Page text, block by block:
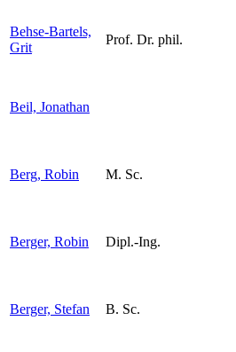
Behse-Bartels,
Grit
Prof. Dr. phil.
Beil, Jonathan
Berg, Robin M. Sc.
Berger, Robin Dipl.-Ing.
Berger, Stefan B. Sc.